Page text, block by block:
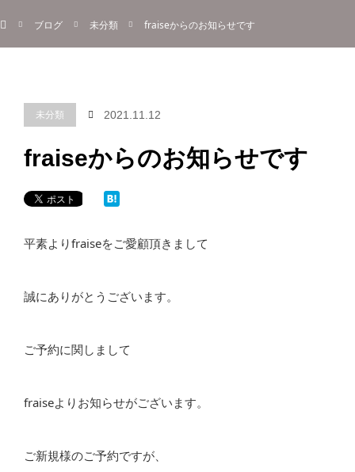
menu
Information
ご予約
ブログ
未分類 fraiseからのお知らせです
未分類 2021.11.12
fraiseからのお知らせです
平素よりfraiseをご愛顧頂きまして
誠にありがとうございます。
ご予約に関しまして
fraiseよりお知らせがございます。
ご新規様のご予約ですが、